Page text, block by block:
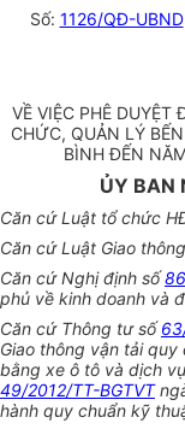
Số: 1126/QĐ-UBND
VỀ VIỆC PHÊ DUYỆT
CHỨC, QUẢN LÝ
BÌNH ĐẾN
ỦY BAN
Căn cứ Luật tổ chức
Căn cứ Luật Giao
Căn cứ Nghị định số
phủ về kinh doanh và
Căn cứ Thông tư số
Giao thông vận tải
bằng xe ô tô và dịch
49/2012/TT-BGTVT
hành quy chuẩn kỹ